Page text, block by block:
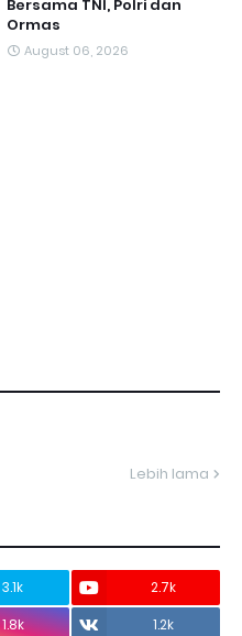
Bersama TNI, Polri dan
Ormas
August 06, 2026
Lebih lama
3.1k
2.7k
1.8k 1.2k